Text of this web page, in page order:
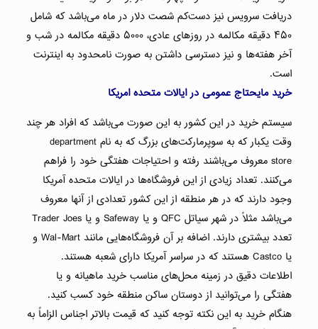
دریافت سرویس نیز دست‌کم شصت دلار در ماه می‌باشد که شامل
۴۵۰ دقیقه مکالمه در روزهای عادی، ۵۰۰۰ دقیقه مکالمه در شب و
آخر هفته‌ها و نیز دسترسی داشتن به صورت نامحدود به اینترنت
است.
خرید مایحتاج عمومی در ایالات متحده امریکا
سیستم خرید در این کشور به این صورت می‌باشد که افراد هر چند
وقت یکبار که به سوپرمارکت‌های بزرگ که به نام department
store معروف می‌باشند رفته و احتیاجات هفتگی خود را فراهم
می‌کنند. تعداد زیادی از این فروشگاه‌ها در ایالات متحده آمریکا
وجود دارند که در هر منطقه از این کشور تعدادی از آنها معروف
می‌باشد مثلاً در شهر سیاتل QFC و یا Safeway و یا Trader Joes
تعدد بیشتری دارند. اضافه بر آن فروشگاه‌هایی مانند Wal-Mart و
یا Castco هستند که در سراسر آمریکا دارای شعبه هستند.
اطلاعات دقیق در زمینه محل‌های مناسب خرید ماهیانه و یا
هفتگی را می‌توانید از دوستان ساکن منطقه خود کسب کنید.
هنگام خرید به این نکته توجه کنید که قیمت بالاتر اجناس الزاماً به